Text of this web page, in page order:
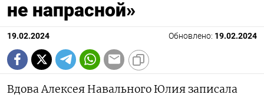
не напрасной»
19.02.2024 Обновлено: 19.02.2024
Вдова Алексея Навального Юлия записала